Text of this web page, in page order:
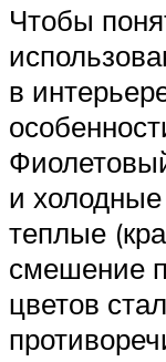
Чтобы
в
и
теплые
смешение
цветов